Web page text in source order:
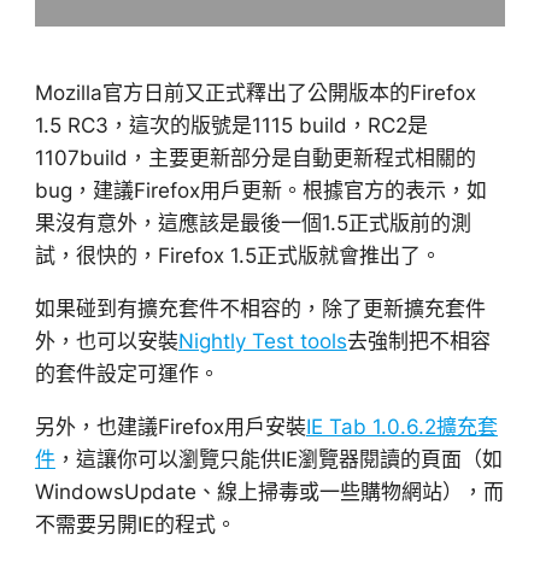
Mozilla官方日前又正式釋出了公開版本的Firefox
1.5 RC3，這次的版號是1115 build，RC2是
1107build，主要更新部分是自動更新程式相關的
bug，建議Firefox用戶更新。根據官方的表示，如
果沒有意外，這應該是最後一個1.5正式版前的測
試，很快的，Firefox 1.5正式版就會推出了。
如果碰到有擴充套件不相容的，除了更新擴充套件
外，也可以安裝Nightly Test tools去強制把不相容
的套件設定可運作。
另外，也建議Firefox用戶安裝IE Tab 1.0.6.2擴充套
件，這讓你可以瀏覽只能供IE瀏覽器閱讀的頁面（如
WindowsUpdate、線上掃毒或一些購物網站），而
不需要另開IE的程式。